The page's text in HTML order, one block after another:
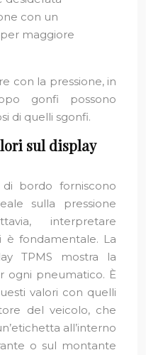
con un
maggiore
con la pressione, in
gonfi possono
di quelli sgonfi.
sul display
bordo forniscono
sulla pressione
interpretare
è fondamentale. La
TPMS mostra la
ogni pneumatico. È
valori con quelli
del veicolo, che
all’interno
o sul montante